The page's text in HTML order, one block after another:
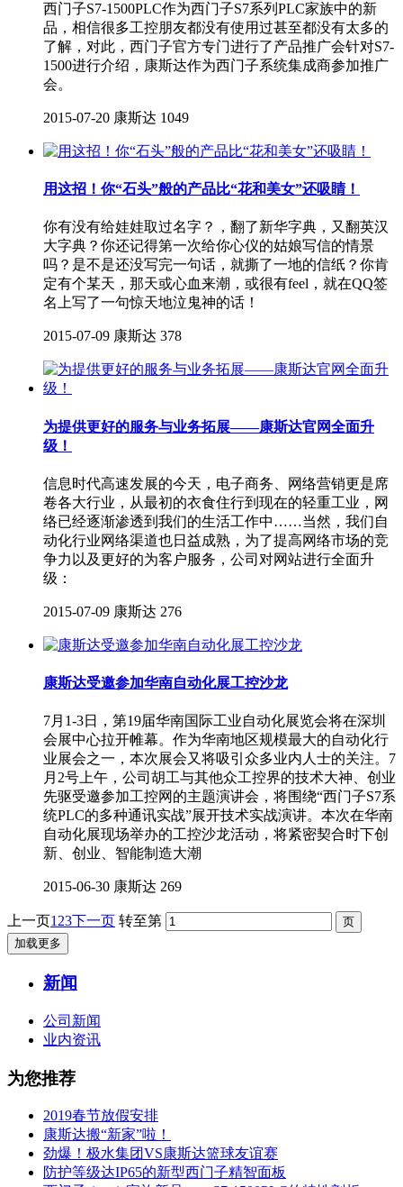
西门子S7-1500PLC作为西门子S7系列PLC家族中的新
品，相信很多工控朋友都没有使用过甚至都没有太多的
了解，对此，西门子官方专门进行了产品推广会针对S7-
1500进行介绍，康斯达作为西门子系统集成商参加推广
会。
2015-07-20 康斯达 1049
用这招！你“石头”般的产品比“花和美女”还吸睛！
你有没有给娃娃取过名字？，翻了新华字典，又翻英汉
大字典？你还记得第一次给你心仪的姑娘写信的情景
吗？是不是还没写完一句话，就撕了一地的信纸？你肯
定有个某天，那天或心血来潮，或很有feel，就在QQ签
名上写了一句惊天地泣鬼神的话！
2015-07-09 康斯达 378
为提供更好的服务与业务拓展——康斯达官网全面升
级！
信息时代高速发展的今天，电子商务、网络营销更是席
卷各大行业，从最初的衣食住行到现在的轻重工业，网
络已经逐渐渗透到我们的生活工作中……当然，我们自
动化行业网络渠道也日益成熟，为了提高网络市场的竞
争力以及更好的为客户服务，公司对网站进行全面升
级：
2015-07-09 康斯达 276
康斯达受邀参加华南自动化展工控沙龙
7月1-3日，第19届华南国际工业自动化展览会将在深圳
会展中心拉开帷幕。作为华南地区规模最大的自动化行
业展会之一，本次展会又将吸引众多业内人士的关注。7
月2号上午，公司胡工与其他众工控界的技术大神、创业
先驱受邀参加工控网的主题演讲会，将围绕“西门子S7系
统PLC的多种通讯实战”展开技术实战演讲。本次在华南
自动化展现场举办的工控沙龙活动，将紧密契合时下创
新、创业、智能制造大潮
2015-06-30 康斯达 269
上一页123下一页 转至第
加载更多
新闻
公司新闻
业内资讯
为您推荐
2019春节放假安排
康斯达搬“新家”啦！
劲爆！极水集团VS康斯达篮球友谊赛
防护等级达IP65的新型西门子精智面板